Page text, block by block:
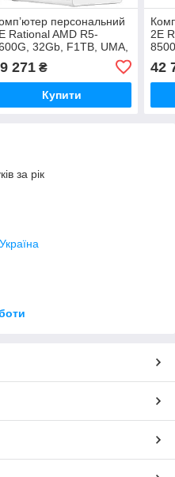
персональний
Rational AMD R5-
32Gb, F1TB, UMA,
271₴
Купити
2E
42
за рік